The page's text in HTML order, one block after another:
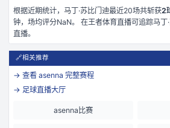
根据近期统计， 马丁·苏比门迪最近20场共斩获2
钟，场均评分NaN。 在王者体育直播可追踪马丁
直播。
🔗相关推荐
→ 查看 asenna 完整赛程
→ 足球直播大厅
asenna比赛